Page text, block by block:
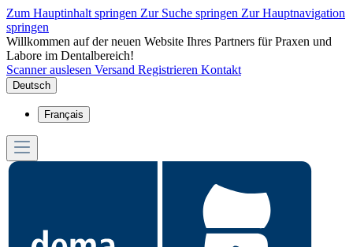
Zum Hauptinhalt springen Zur Suche springen Zur Hauptnavigation
springen
Willkommen auf der neuen Website Ihres Partners für Praxen und
Labore im Dentalbereich!
Scanner auslesen Versand Registrieren Kontakt
Deutsch
Français